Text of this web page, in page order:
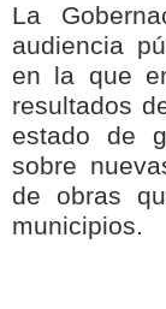
La
audiencia
en la que
resultados
estado de
sobre
de obras
municipios.